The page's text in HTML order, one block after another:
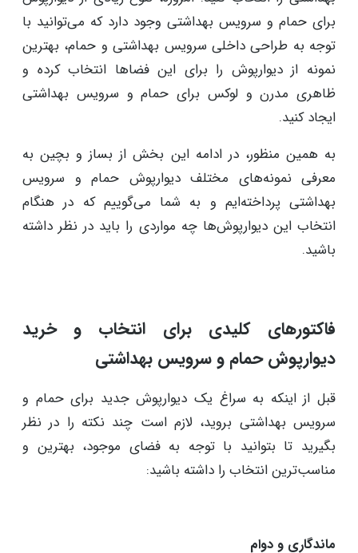
برای حمام و سرویس بهداشتی وجود دارد که می‌توانید با
توجه به طراحی داخلی سرویس بهداشتی و حمام، بهترین
نمونه از دیوارپوش را برای این فضاها انتخاب کرده و
ظاهری مدرن و لوکس برای حمام و سرویس بهداشتی
ایجاد کنید.
به همین منظور، در ادامه این بخش از بساز و بچین به
معرفی نمونه‌های مختلف دیوارپوش حمام و سرویس
بهداشتی پرداخته‌ایم و به شما می‌گوییم که در هنگام
انتخاب این دیوارپوش‌ها چه مواردی را باید در نظر داشته
باشید.
فاکتورهای کلیدی برای انتخاب و خرید
دیوارپوش حمام و سرویس بهداشتی
قبل از اینکه به سراغ یک دیوارپوش جدید برای حمام و
سرویس بهداشتی بروید، لازم است چند نکته را در نظر
بگیرید تا بتوانید با توجه به فضای موجود، بهترین و
مناسب‌ترین انتخاب را داشته باشید:
ماندگاری و دوام